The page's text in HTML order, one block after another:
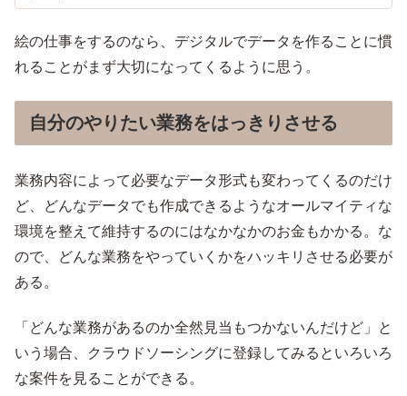
絵の仕事をするのなら、デジタルでデータを作ることに慣
れることがまず大切になってくるように思う。
自分のやりたい業務をはっきりさせる
業務内容によって必要なデータ形式も変わってくるのだけ
ど、どんなデータでも作成できるようなオールマイティな
環境を整えて維持するのにはなかなかのお金もかかる。な
ので、どんな業務をやっていくかをハッキリさせる必要が
ある。
「どんな業務があるのか全然見当もつかないんだけど」と
いう場合、クラウドソーシングに登録してみるといろいろ
な案件を見ることができる。